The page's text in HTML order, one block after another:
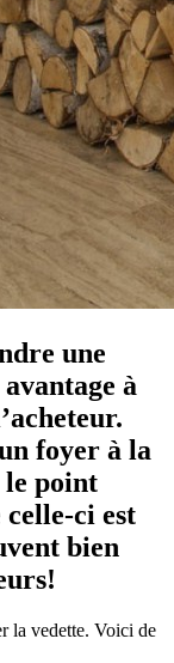
une
à
foyer à la
le point
celle-ci est
bien
la vedette. Voici de